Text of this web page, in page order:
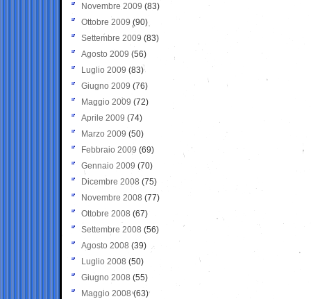
Novembre 2009 (83)
Ottobre 2009 (90)
Settembre 2009 (83)
Agosto 2009 (56)
Luglio 2009 (83)
Giugno 2009 (76)
Maggio 2009 (72)
Aprile 2009 (74)
Marzo 2009 (50)
Febbraio 2009 (69)
Gennaio 2009 (70)
Dicembre 2008 (75)
Novembre 2008 (77)
Ottobre 2008 (67)
Settembre 2008 (56)
Agosto 2008 (39)
Luglio 2008 (50)
Giugno 2008 (55)
Maggio 2008(63)